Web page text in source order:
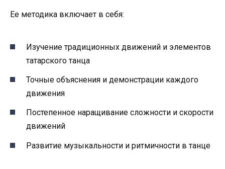
Ее методика включает в себя:
Изучение традиционных движений и элементов
татарского танца
Точные объяснения и демонстрации каждого
движения
Постепенное наращивание сложности и скорости
движений
Развитие музыкальности и ритмичности в танце